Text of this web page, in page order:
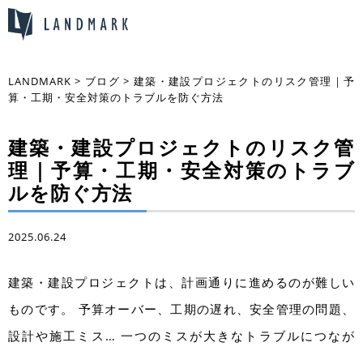
LANDMARK > ブログ > 建築・建設プロジェクトのリスク管理｜予
算・工期・安全対策のトラブルを防ぐ方法
建築・建設プロジェクトのリスク管
理｜予算・工期・安全対策のトラブ
ルを防ぐ方法
2025.06.24
建築・建設プロジェクトは、計画通りに進めるのが難しい
ものです。 予算オーバー、工期の遅れ、安全管理の問題、
設計や施工ミス… 一つのミスが大きなトラブルにつなが